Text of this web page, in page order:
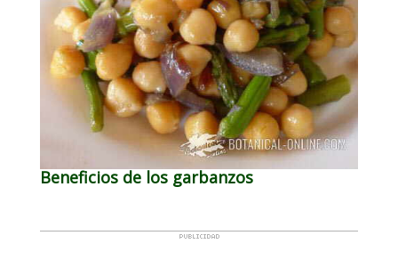
Beneficios de los garbanzos